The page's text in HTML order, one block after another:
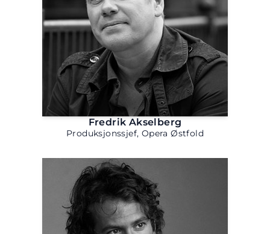
Fredrik Akselberg
Produksjonssjef, Opera Østfold